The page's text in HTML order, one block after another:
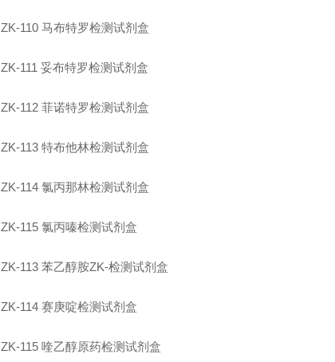
ZK-110 马布特罗检测试剂盒
ZK-111 妥布特罗检测试剂盒
ZK-112 菲诺特罗检测试剂盒
ZK-113 特布他林检测试剂盒
ZK-114 氯丙那林检测试剂盒
ZK-115 氯丙嗪检测试剂盒
ZK-113 苯乙醇胺ZK-检测试剂盒
ZK-114 赛庚啶检测试剂盒
ZK-115 喹乙醇原药检测试剂盒